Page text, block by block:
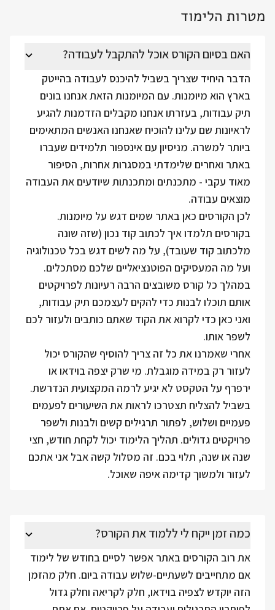
מטרות הלימוד
האם בסיום הקורס אוכל להתקבל לעבודה?
הדבר היחיד שצריך בשביל להיכנס לעבודה בהייטק
בארץ הוא מיומנות. עם המיומנות הזאת אנחנו בונים
תיק עבודות, בעזרתו אנחנו מקבלים הזדמנות להגיע
לראיונות שם עלינו להוכיח שאנחנו האנשים המתאימים
ביותר למשרה. מניסיון עם אינספור תלמידים שעברו
באתר ואחרים שלימדתי במסגרות אחרות, הסיפור
מאוד עקבי - מתכנתים ומתכנתות שיודעים את העבודה
מוצאים עבודה.
לכן הקורסים כאן באתר שמים דגש על מיומנות.
בקורסים תלמדו איך לכתוב קוד נכון (שזה שונה
מלכתוב קוד שעובד), על מה לשים דגש בכל טכנולוגיה
ועל מה המעסיקים הפוטנציאליים שלכם מסתכלים.
במהלך כל קורס משובצים הרבה רעיונות לפרויקטים
אותם תוכלו לבנות כדי להקים לעצמכם תיק עבודות,
ואני כאן כדי לקרוא את הקוד שאתם כותבים ולעזור לכם
לשפר אותו.
אחרי שאמרנו את כל זה צריך להוסיף שהקורס יכול
לעזור רק במידה מוגבלת. מי שרק יצפה בוידאו או
ירפרף על הטקסט לא יגיע לרמה המקצועית הנדרשת.
בשביל להצליח תצטרכו לראות את השיעורים לפעמים
פעמיים ושלוש, לפתור תרגילים קשים ולבנות ולשפר
פרויקטים גדולים. תהליך הלימוד יכול לקחת חודש, חצי
שנה או שנה, תלוי בכם. זה מסלול קשה אבל אני אתכם
לעזור ולמשוך קדימה איפה שאוכל.
כמה זמן ייקח לי ללמוד את הקורס?
את רוב הקורסים באתר אפשר לסיים בחודש של לימוד
אם מתחייבים לשעתיים-שלוש עבודה ביום. חלק מהזמן
הזה יוקדש לצפיה בוידאו, חלק לקריאה וחלק גדול